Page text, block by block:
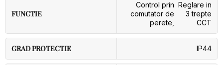
FUNCTIE
Control prin
comutator de
perete
Reglare in
3 trepte
CCT
GRAD PROTECTIE IP44